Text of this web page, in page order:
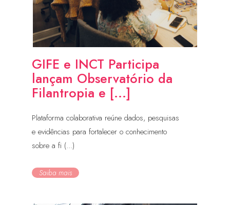
GIFE e INCT Participa
lançam Observatório da
Filantropia e [...]
Plataforma colaborativa reúne dados, pesquisas
e evidências para fortalecer o conhecimento
sobre a fi (...)
Saiba mais